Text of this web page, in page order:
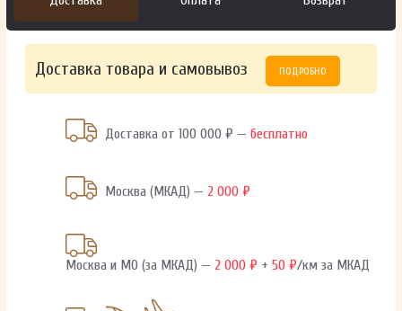
Доставка товара и самовывоз ПОДРОБНО
Доставка от 100 000 ₽ —бесплатно
Москва (МКАД) — 2 000 ₽
Москва и МО (за МКАД) — 2 000 ₽ +50 ₽/км за МКАД